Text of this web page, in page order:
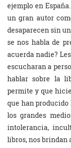
ejemplo en
un gran autor
desaparecen sin
se nos habla de
acuerda nadie?
escucharan a
hablar sobre la
permite y que
que han producido
los grandes
intolerancia,
libros, nos brindan